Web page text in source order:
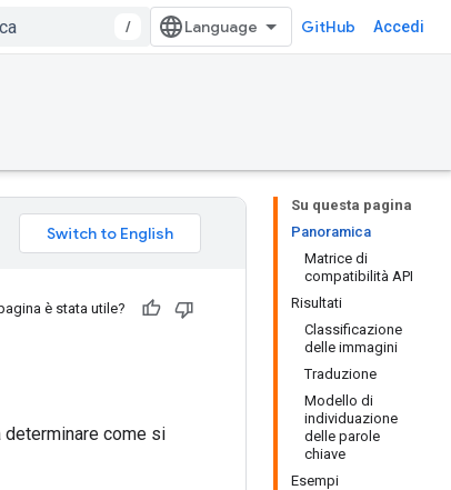
/ GitHub Accedi
Su questa pagina
Panoramica
Matrice di
compatibilità API
Risultati
Classificazione
delle immagini
Traduzione
Modello di
individuazione
delle parole
chiave
Esempi
è stata utile?
come si